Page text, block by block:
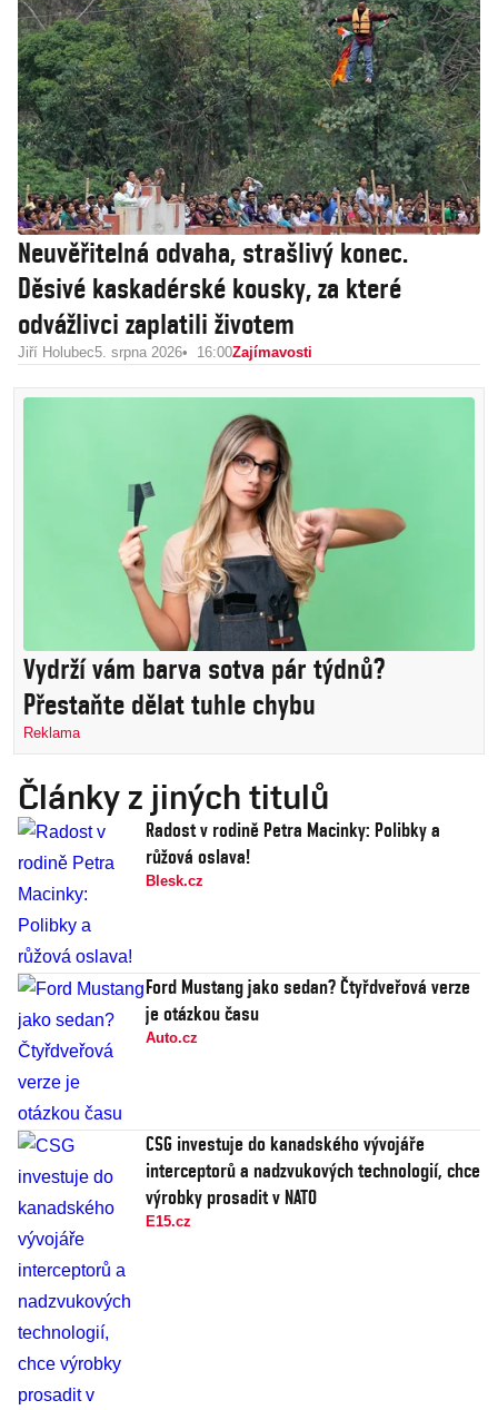
Neuvěřitelná odvaha, strašlivý konec.
Děsivé kaskadérské kousky, za které
odvážlivci zaplatili životem
Jiří Holubec5. srpna 2026 16:00Zajímavosti
Vydrží vám barva sotva pár týdnů?
Přestaňte dělat tuhle chybu
Reklama
Články z jiných titulů
Radost v rodině Petra Macinky: Polibky a
růžová oslava!
Blesk.cz
Ford Mustang jako sedan? Čtyřdveřová verze
je otázkou času
Auto.cz
CSG investuje do kanadského vývojáře
interceptorů a nadzvukových technologií, chce
výrobky prosadit v NATO
E15.cz